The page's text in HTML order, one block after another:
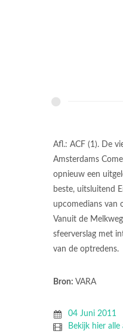
Afl.: ACF (1). De
Amsterdams
opnieuw een
beste, uitsluitend
upcomedians van
Vanuit de
sfeerverslag met
van de optredens.
Bron: VARA
04 Juni 2011
Bekijk hier